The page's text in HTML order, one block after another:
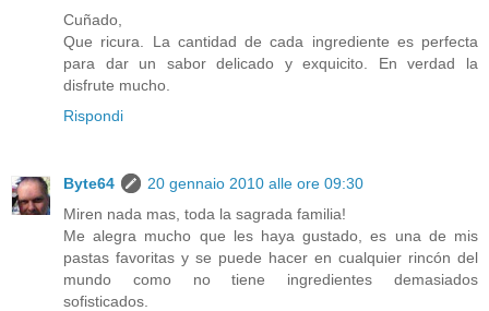
Cuñado,
Que ricura. La cantidad de cada ingrediente es perfecta
para dar un sabor delicado y exquicito. En verdad la
disfrute mucho.
Rispondi
Byte64
20 gennaio 2010 alle ore 09:30
Miren nada mas, toda la sagrada familia!
Me alegra mucho que les haya gustado, es una de mis
pastas favoritas y se puede hacer en cualquier rincón del
mundo como no tiene ingredientes demasiados
sofisticados.